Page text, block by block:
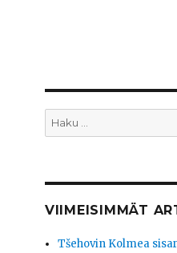
Etsi:
VIIMEISIMMÄT
Tšehovin Kolmea